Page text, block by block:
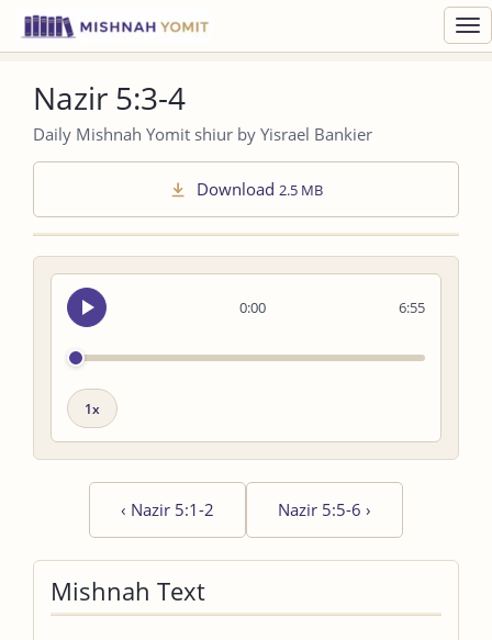
Nazir 5:3-4
Daily Mishnah Yomit shiur by Yisrael Bankier
Download 2.5 MB
0:00
Seek
audio
6:55
Playback
‹ Nazir 5:1-2 Nazir 5:5-6 ›
Mishnah Text